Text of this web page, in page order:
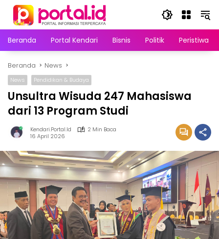
Langsung
konten
Beranda
Portal Kendari Bisnis Politik Peristiwa
Beranda News
News Pendidikan & Budaya
Unsultra Wisuda 247 Mahasiswa
dari 13 Program Studi
Kendari.portal.id
2 Min Baca
16 April 2026